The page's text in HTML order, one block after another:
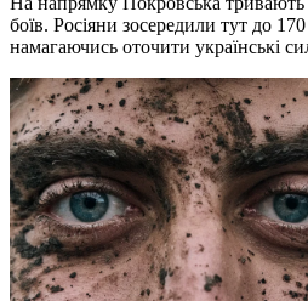
боїв. Росіяни зосередили тут до
намагаючись оточити українські